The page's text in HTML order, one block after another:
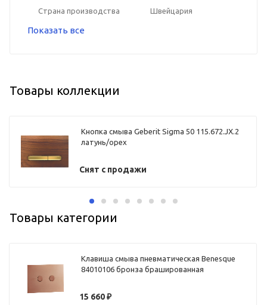
Страна производства Швейцария
Показать все
Товары коллекции
Кнопка смыва Geberit Sigma 50 115.672.JX.2
латунь/орех
Снят с продажи
Товары категории
Клавиша смыва пневматическая Benesque
84010106 бронза брашированная
15 660₽